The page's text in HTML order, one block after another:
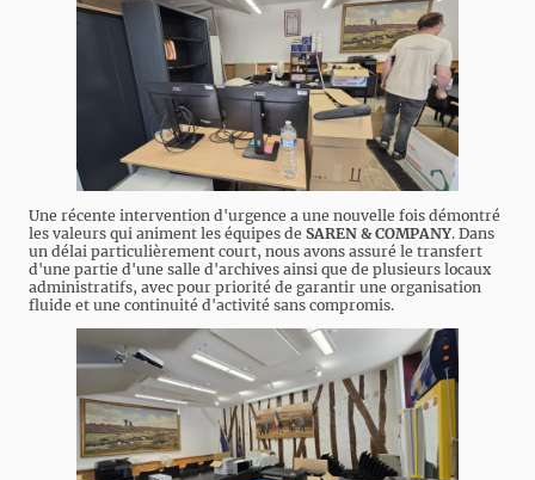
Une récente intervention d'urgence a une nouvelle fois démontré
les valeurs qui animent les équipes de SAREN & COMPANY. Dans
un délai particulièrement court, nous avons assuré le transfert
d'une partie d'une salle d'archives ainsi que de plusieurs locaux
administratifs, avec pour priorité de garantir une organisation
fluide et une continuité d'activité sans compromis.